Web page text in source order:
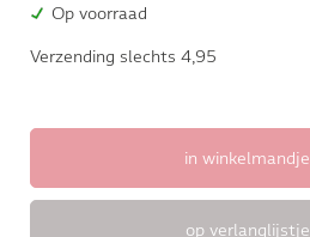
Op voorraad
Verzending slechts 4,95
in winkelmandje
op verlanglijstje